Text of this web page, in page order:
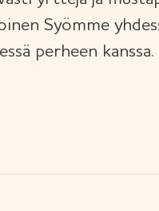
Syömme
perheen kanssa.